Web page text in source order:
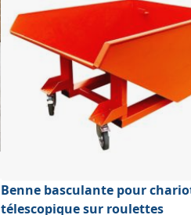
Benne basculante pour
télescopique sur roulettes